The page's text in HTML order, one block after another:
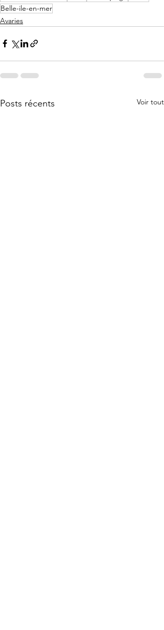
Belle-ile-en-mer
Avaries
Posts récents Voir tout